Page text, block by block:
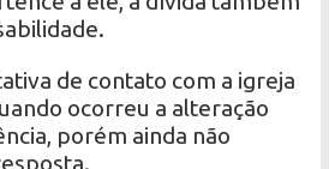
de contato com a igreja
ocorreu a alteração
porém ainda não